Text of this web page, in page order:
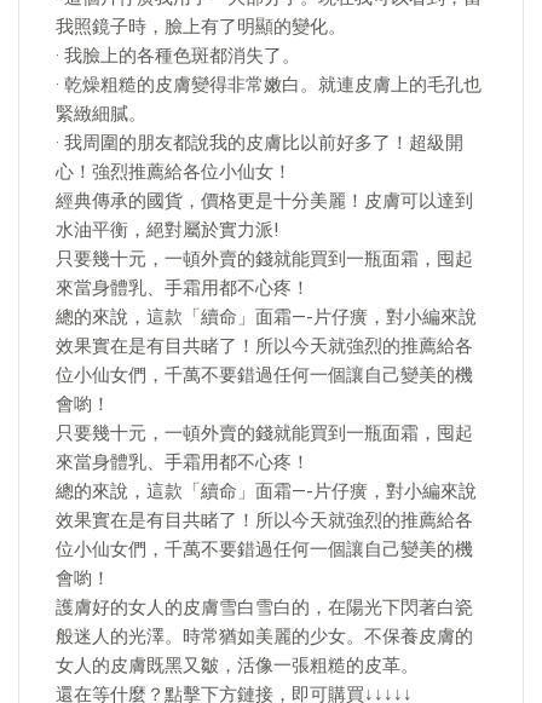
我照鏡子時，臉上有了明顯的變化。
· 我臉上的各種色斑都消失了。
· 乾燥粗糙的皮膚變得非常嫩白。就連皮膚上的毛孔也
緊緻細膩。
· 我周圍的朋友都說我的皮膚比以前好多了！超級開
心！強烈推薦給各位小仙女！
經典傳承的國貨，價格更是十分美麗！皮膚可以達到
水油平衡，絕對屬於實力派!
只要幾十元，一頓外賣的錢就能買到一瓶面霜，囤起
來當身體乳、手霜用都不心疼！
總的來說，這款「續命」面霜—-片仔癀，對小編來說
效果實在是有目共睹了！所以今天就強烈的推薦給各
位小仙女們，千萬不要錯過任何一個讓自己變美的機
會喲！
只要幾十元，一頓外賣的錢就能買到一瓶面霜，囤起
來當身體乳、手霜用都不心疼！
總的來說，這款「續命」面霜—-片仔癀，對小編來說
效果實在是有目共睹了！所以今天就強烈的推薦給各
位小仙女們，千萬不要錯過任何一個讓自己變美的機
會喲！
護膚好的女人的皮膚雪白雪白的，在陽光下閃著白瓷
般迷人的光澤。時常猶如美麗的少女。不保養皮膚的
女人的皮膚既黑又皺，活像一張粗糙的皮革。
還在等什麼？點擊下方鏈接，即可購買↓↓↓↓↓